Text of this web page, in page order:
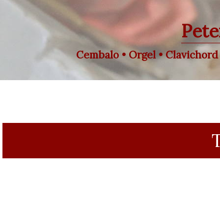
Cembalo • Orgel •